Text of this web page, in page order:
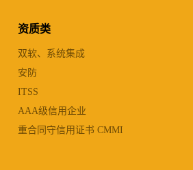
资质类
双软、系统集成
安防
ITSS
AAA级信用企业
重合同守信用证书 CMMI